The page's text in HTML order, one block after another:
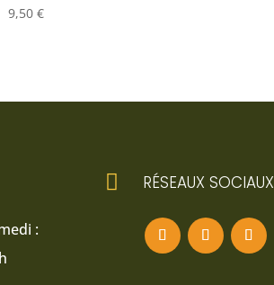
9,50€
:
 RÉSEAUX SOCIAUX